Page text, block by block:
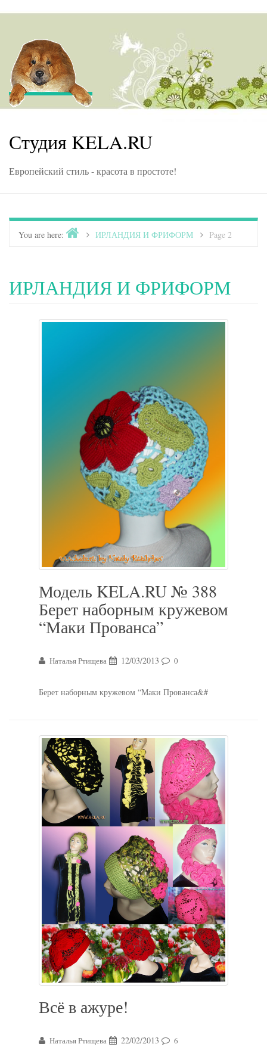
Студия KELA.RU
Европейский стиль - красота в простоте!
You are here: HomeИРЛАНДИЯ И ФРИФОРМ Page 2
ИРЛАНДИЯ И ФРИФОРМ
Модель KELA.RU № 388
Берет наборным кружевом
“Маки Прованса”
Наталья Ртищева 12/03/2013 0
Берет наборным кружевом “Маки Прованса&#
Всё в ажуре!
Наталья Ртищева 22/02/2013 6